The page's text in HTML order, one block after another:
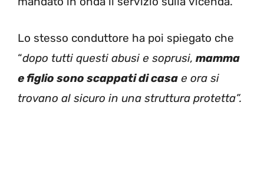
Lo stesso conduttore ha poi spiegato che
“dopo tutti questi abusi e soprusi, mamma
e figlio sono scappati di casa e ora si
trovano al sicuro in una struttura protetta”.